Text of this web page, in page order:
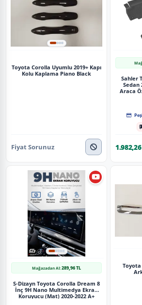
Görünüm:Krom. Boya gerektirmez,
Uygulama
Aracınızın ölçülerine uygundur.
yatkınlığı gerektirebilir.
Sunplex TOYOTA Uyumlu COROLLA 2019
Siparişleriniz darbe emici özel
görmeyecek şekilde paketlenerek
Müşteri memnuniyeti
Toyota Corolla Uyumlu 2019+ Kapı
Kolu Kaplama Piano Black
Fiyat Sorunuz
Sahler
Sedan
Araca
Mağazadan Al:289,96 TL
S-Dizayn Toyota Corolla Dream 8
İnç 9H Nano Multimedya Ekran
Koruyucu (Mat) 2020-2022 A+
Toyota